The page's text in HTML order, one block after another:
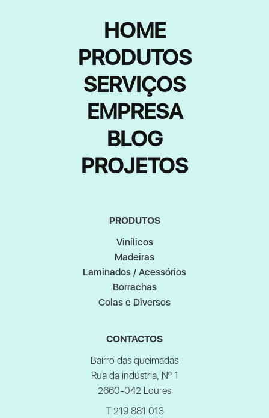
HOME
PRODUTOS
SERVIÇOS
EMPRESA
BLOG
PROJETOS
PRODUTOS
Vinílicos
Madeiras
Laminados / Acessórios
Borrachas
Colas e Diversos
CONTACTOS
Bairro das queimadas
Rua da indústria, Nº 1
2660-042 Loures
T219 881 013